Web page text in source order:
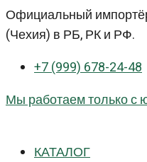
Перейти
к
Официальный
(Чехия) в РБ, РК и РФ.
+7 (999) 678-24-48
Мы работаем только с
КАТАЛОГ